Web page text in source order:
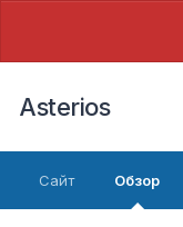
Asterios
Сайт Обзор